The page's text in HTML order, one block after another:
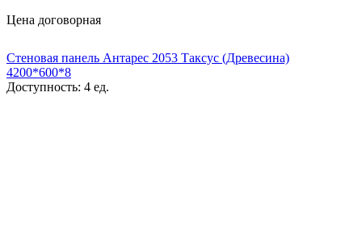
Цена договорная
Стеновая панель Антарес 2053 Таксус (Древесина)
4200*600*8
Доступность: 4 ед.